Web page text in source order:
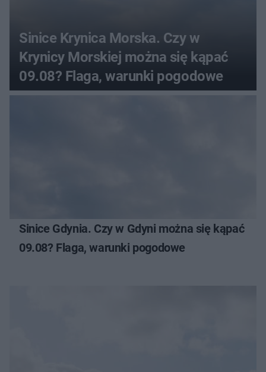
Sinice Krynica Morska. Czy w
Krynicy Morskiej można się kąpać
09.08? Flaga, warunki pogodowe
Sinice Gdynia. Czy w Gdyni można się kąpać
09.08? Flaga, warunki pogodowe